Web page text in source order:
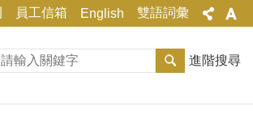
員工信箱 English 雙語詞彙
進階搜尋